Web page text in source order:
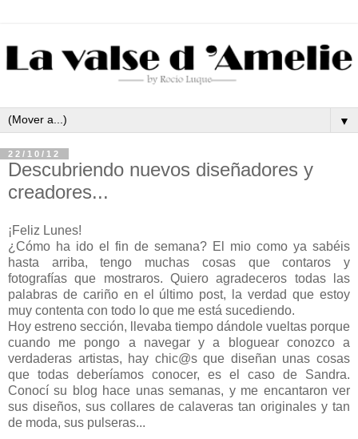
▼
22/10/12
Descubriendo nuevos diseñadores y
creadores...
¡Feliz Lunes!
¿Cómo ha ido el fin de semana? El mio como ya sabéis
hasta arriba, tengo muchas cosas que contaros y
fotografías que mostraros. Quiero agradeceros todas las
palabras de cariño en el último post, la verdad que estoy
muy contenta con todo lo que me está sucediendo.
Hoy estreno sección, llevaba tiempo dándole vueltas porque
cuando me pongo a navegar y a bloguear conozco a
verdaderas artistas, hay chic@s que diseñan unas cosas
que todas deberíamos conocer, es el caso de Sandra.
Conocí su blog hace unas semanas, y me encantaron ver
sus diseños, sus collares de calaveras tan originales y tan
de moda, sus pulseras...